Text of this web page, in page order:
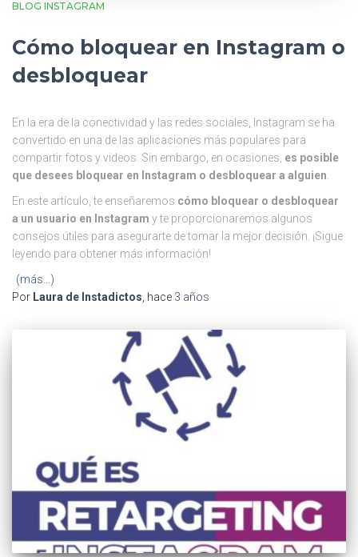
BLOG INSTAGRAM
Cómo bloquear en Instagram o
desbloquear
En la era de la conectividad y las redes sociales, Instagram se ha
convertido en una de las aplicaciones más populares para
compartir fotos y videos. Sin embargo, en ocasiones, es posible
que desees bloquear en Instagram o desbloquear a alguien
En este artículo, te enseñaremos cómo bloquear o desbloquear
a un usuario en Instagram y te proporcionaremos algunos
consejos útiles para asegurarte de tomar la mejor decisión. ¡Sigue
leyendo para obtener más información!
(más…)
Por Laura de Instadictos , hace 3 años